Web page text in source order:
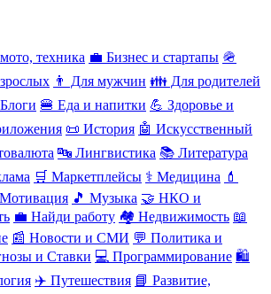
техника 💼 Бизнес и стартапы 🪖
👨 Для мужчин 👪 Для родителей
🍔 Еда и напитки 💪 Здоровье и
📜 История 🤖 Искусственный
🔤 Лингвистика 📚 Литература
🛒 Маркетплейсы ⚕️ Медицина 💄
🎵 Музыка 🤝 НКО и
💼 Найди работу 🏘️ Недвижимость 📖
📰 Новости и СМИ 💬 Политика и
и Ставки 💻 Программирование 🛍️
✈️ Путешествия 📘 Развитие,